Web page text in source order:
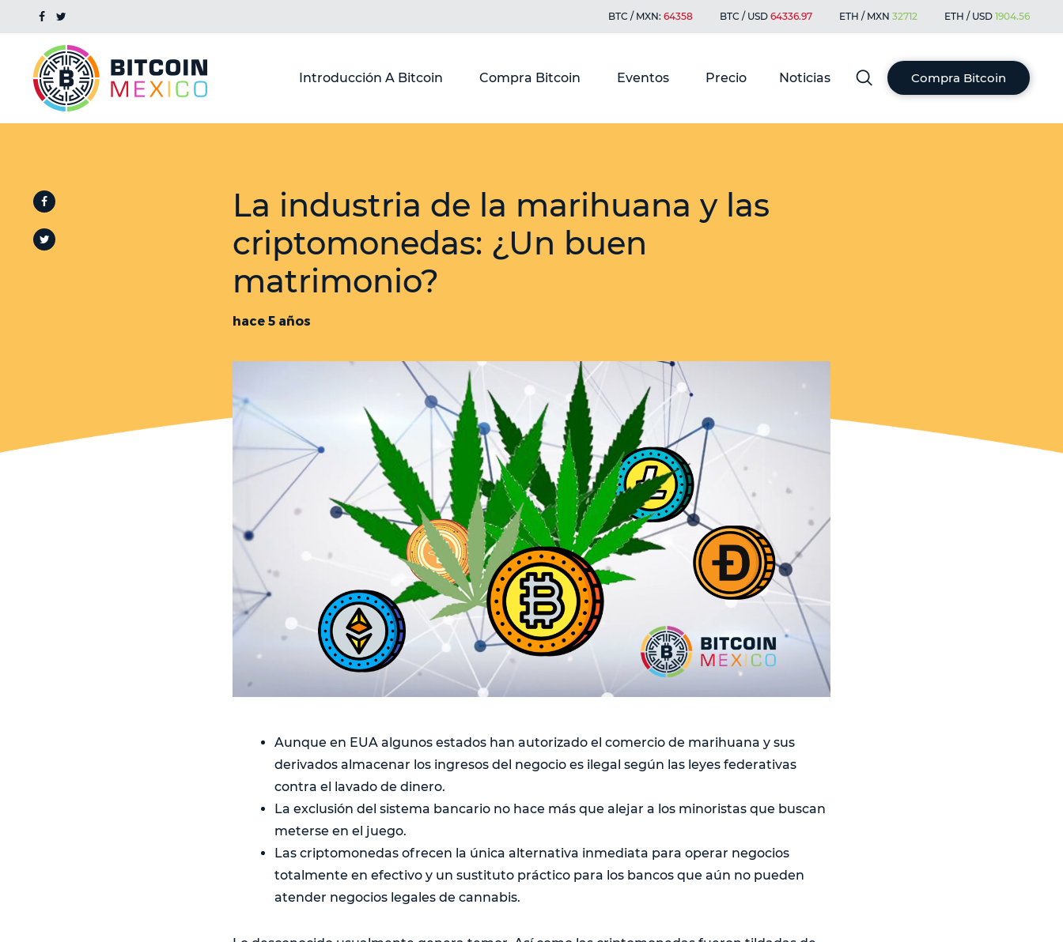
BTC / MXN: 64358 BTC / USD 64336.97 ETH / MXN 32712 ETH / USD 1904.56
Introducción A Bitcoin Compra Bitcoin Eventos Precio Noticias Compra Bitcoin
La industria de la marihuana y las
criptomonedas: ¿Un buen
matrimonio?
hace 5 años
Aunque en EUA algunos estados han autorizado el comercio de marihuana y sus
derivados almacenar los ingresos del negocio es ilegal según las leyes federativas
contra el lavado de dinero.
La exclusión del sistema bancario no hace más que alejar a los minoristas que buscan
meterse en el juego.
Las criptomonedas ofrecen la única alternativa inmediata para operar negocios
totalmente en efectivo y un sustituto práctico para los bancos que aún no pueden
atender negocios legales de cannabis.